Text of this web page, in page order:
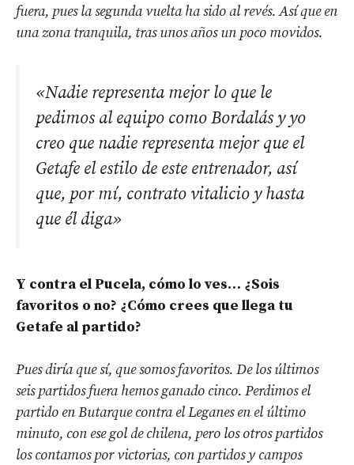
fuera, pues la segunda vuelta ha sido al revés. Así que en
una zona tranquila, tras unos años un poco movidos.
«Nadie representa mejor lo que le
pedimos al equipo como Bordalás y yo
creo que nadie representa mejor que el
Getafe el estilo de este entrenador, así
que, por mí, contrato vitalicio y hasta
que él diga»
Y contra el Pucela, cómo lo ves… ¿Sois
favoritos o no? ¿Cómo crees que llega tu
Getafe al partido?
Pues diría que sí, que somos favoritos. De los últimos
seis partidos fuera hemos ganado cinco. Perdimos el
partido en Butarque contra el Leganes en el último
minuto, con ese gol de chilena, pero los otros partidos
los contamos por victorias, con partidos y campos